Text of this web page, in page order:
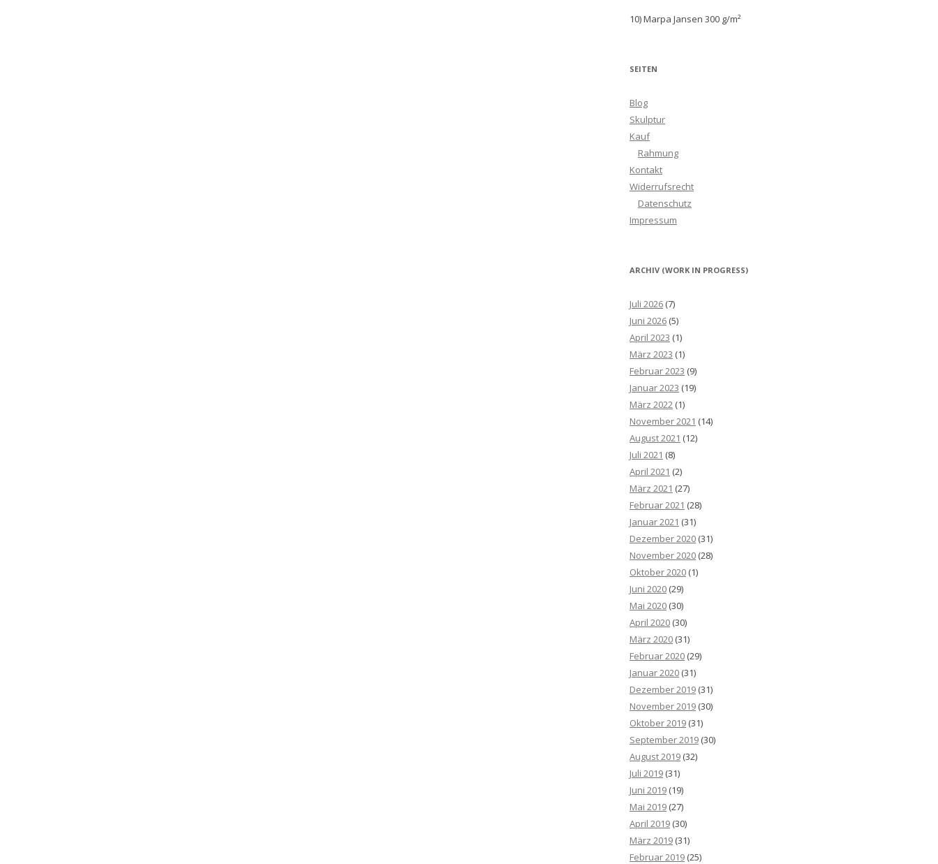
10) Marpa Jansen 300 g/m²
SEITEN
Blog
Skulptur
Kauf
Rahmung
Kontakt
Widerrufsrecht
Datenschutz
Impressum
ARCHIV (WORK IN PROGRESS)
Juli 2026 (7)
Juni 2026 (5)
April 2023 (1)
März 2023 (1)
Februar 2023 (9)
Januar 2023 (19)
März 2022 (1)
November 2021 (14)
August 2021 (12)
Juli 2021 (8)
April 2021 (2)
März 2021 (27)
Februar 2021 (28)
Januar 2021 (31)
Dezember 2020 (31)
November 2020 (28)
Oktober 2020 (1)
Juni 2020 (29)
Mai 2020 (30)
April 2020 (30)
März 2020 (31)
Februar 2020 (29)
Januar 2020 (31)
Dezember 2019 (31)
November 2019 (30)
Oktober 2019 (31)
September 2019 (30)
August 2019 (32)
Juli 2019 (31)
Juni 2019 (19)
Mai 2019 (27)
April 2019 (30)
März 2019 (31)
Februar 2019 (25)